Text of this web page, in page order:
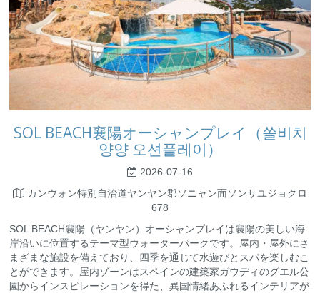
SOL BEACH襄陽オーシャンプレイ（쏠비치
양양 오션플레이）
2026-07-16
カンウォン特別自治道ヤンヤン郡ソニャン面ソンサユジョクロ
678
SOL BEACH襄陽（ヤンヤン）オーシャンプレイは襄陽の美しい海
岸沿いに位置するテーマ型ウォーターパークです。屋内・屋外にさ
まざまな施設を備えており、四季を通じて水遊びとスパを楽しむこ
とができます。屋内ゾーンはスペインの建築家ガウディのグエル公
園からインスピレーションを得た、異国情緒あふれるインテリアが